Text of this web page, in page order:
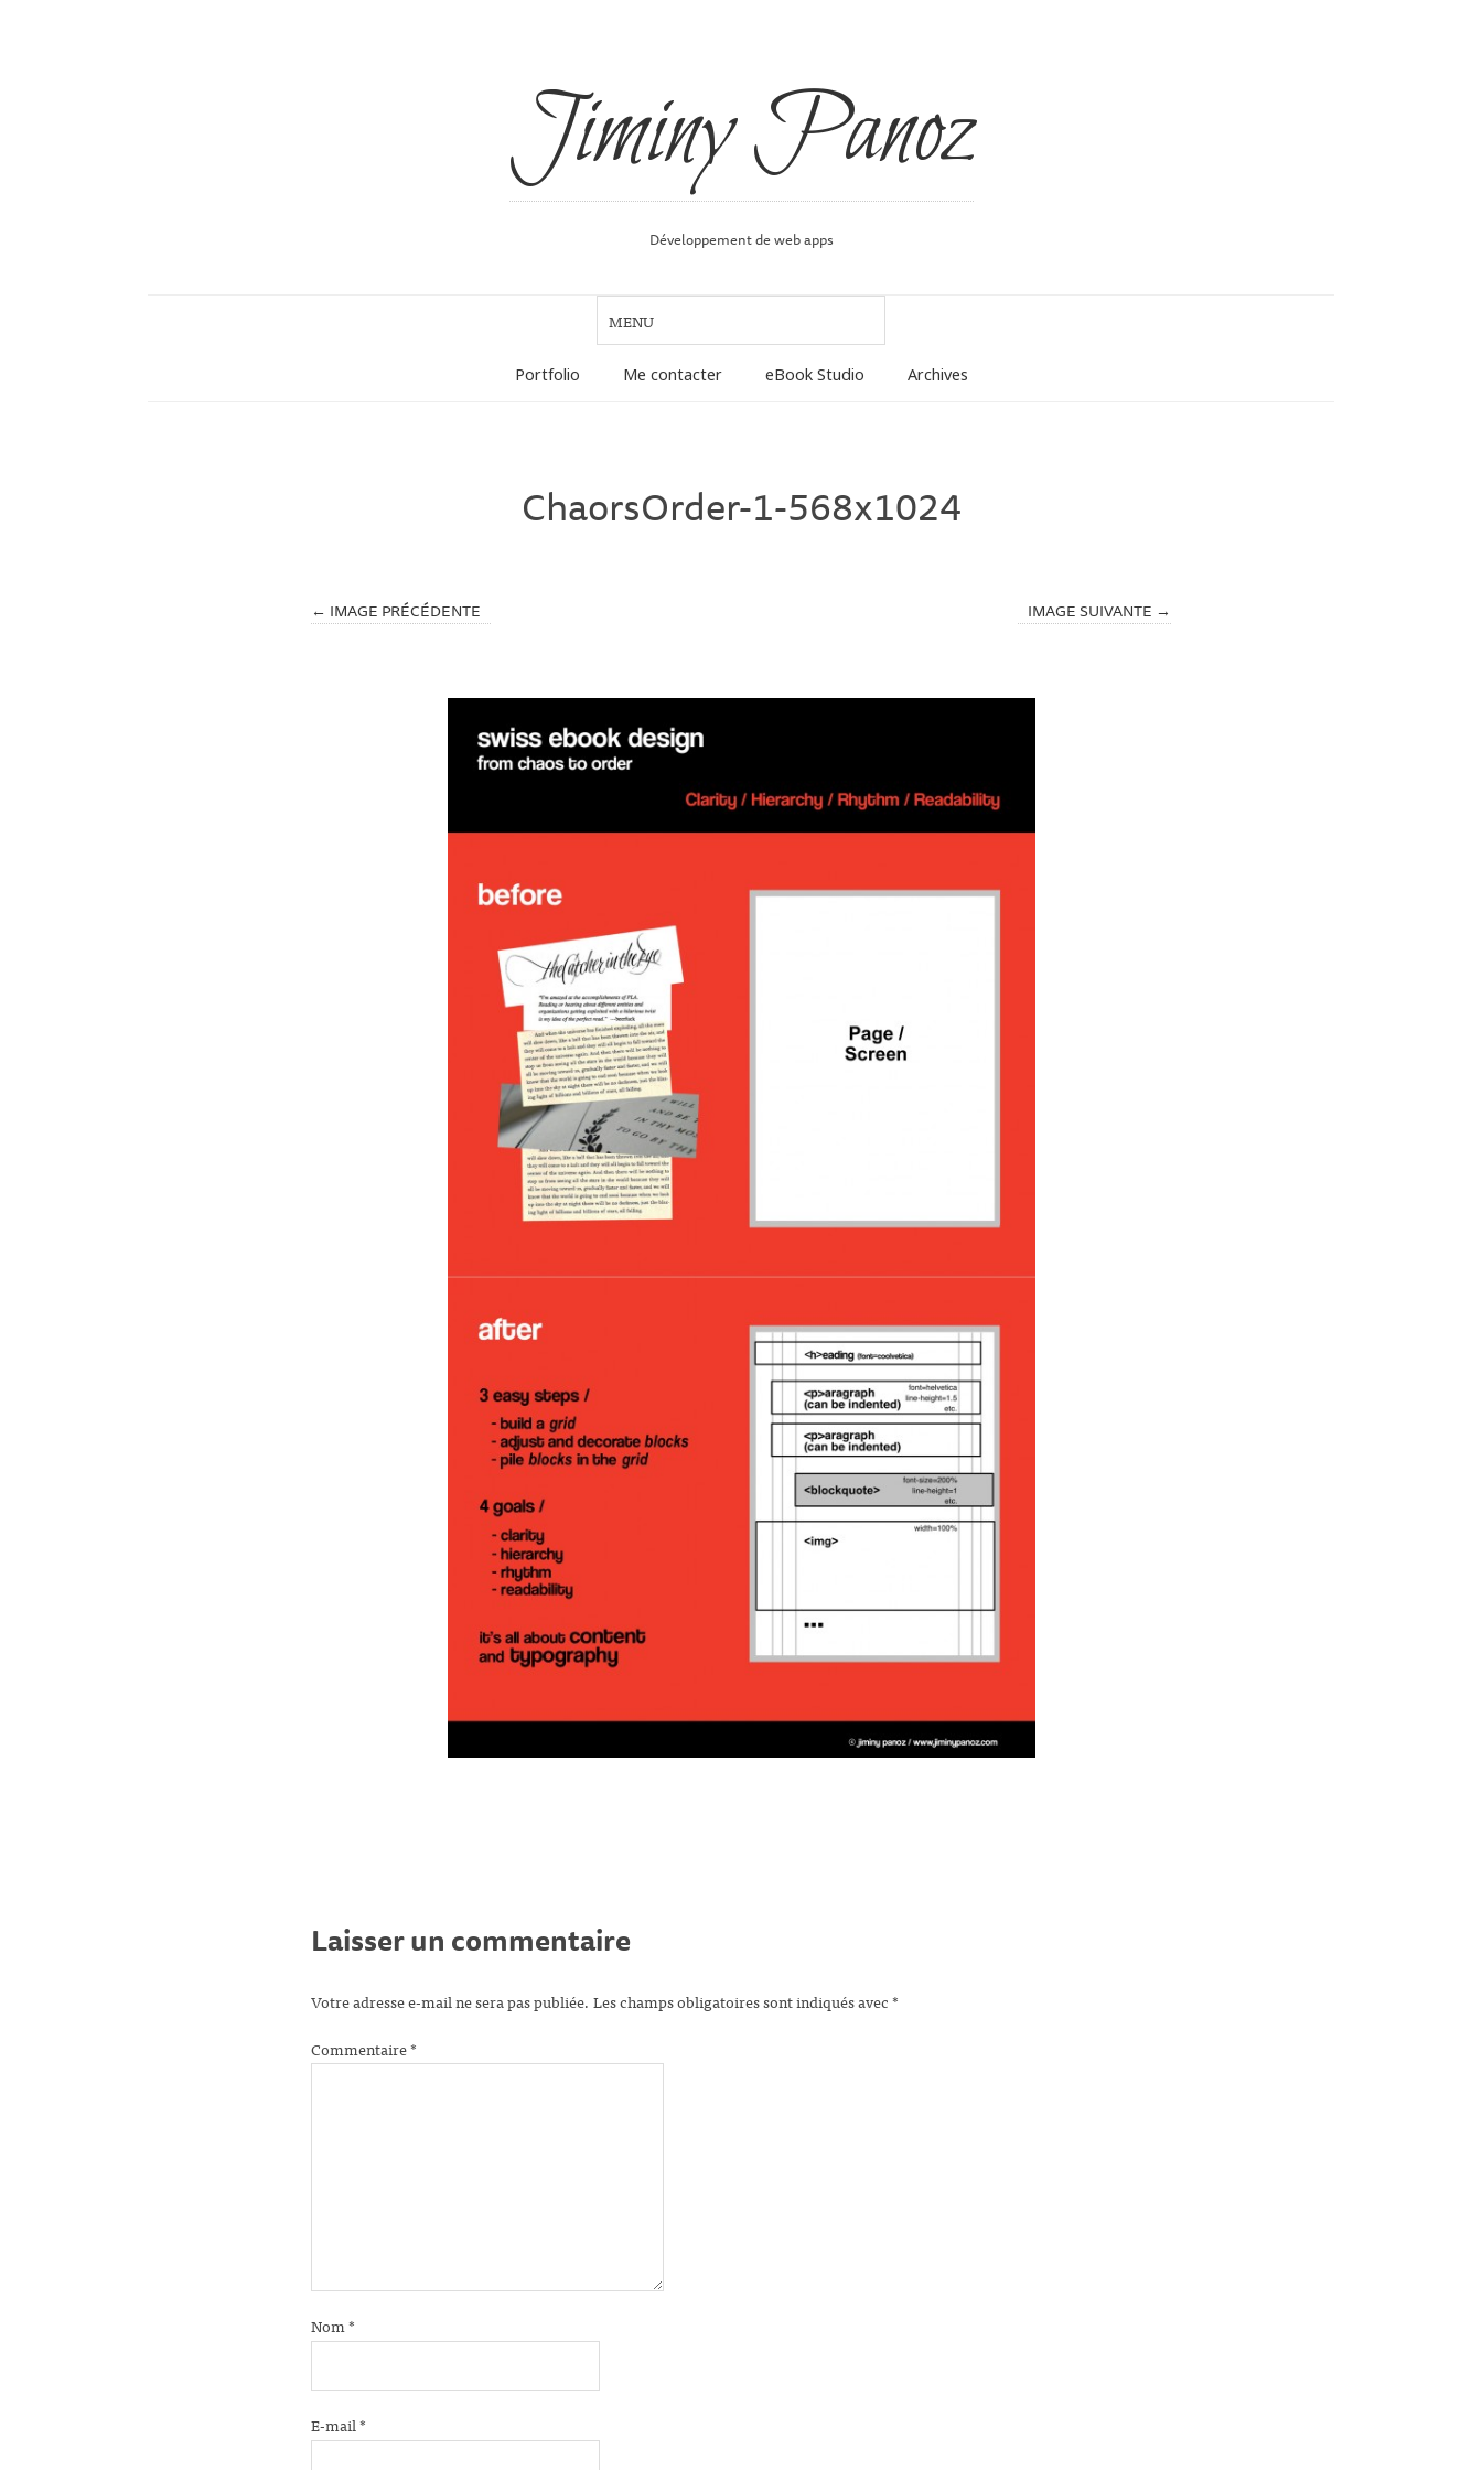
Jiminy Panoz
Développement de web apps
Portfolio Me contacter eBook Studio Archives
ChaorsOrder-1-568x1024
← IMAGE PRÉCÉDENTE IMAGE SUIVANTE →
Laisser un commentaire
Votre adresse e-mail ne sera pas publiée. Les champs obligatoires sont indiqués avec*
Commentaire*
Nom*
E-mail*